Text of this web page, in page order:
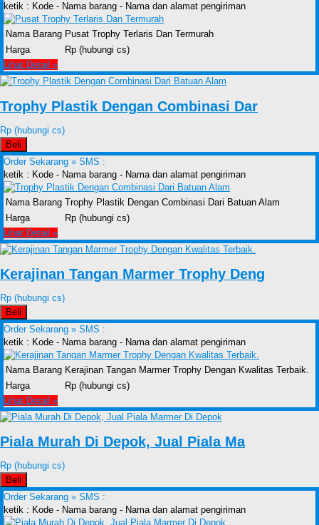
ketik : Kode - Nama barang - Nama dan alamat pengiriman
Nama Barang Pusat Trophy Terlaris Dan Termurah
Harga
Rp (hubungi cs)
Lihat Detail »
Trophy Plastik Dengan Combinasi Dar
Rp (hubungi cs)
Beli
Order Sekarang » SMS :
ketik : Kode - Nama barang - Nama dan alamat pengiriman
Nama Barang Trophy Plastik Dengan Combinasi Dari Batuan Alam
Harga
Rp (hubungi cs)
Lihat Detail »
Kerajinan Tangan Marmer Trophy Deng
Rp (hubungi cs)
Beli
Order Sekarang » SMS :
ketik : Kode - Nama barang - Nama dan alamat pengiriman
Nama Barang Kerajinan Tangan Marmer Trophy Dengan Kwalitas Terbaik.
Harga
Rp (hubungi cs)
Lihat Detail »
Piala Murah Di Depok, Jual Piala Ma
Rp (hubungi cs)
Beli
Order Sekarang » SMS :
ketik : Kode - Nama barang - Nama dan alamat pengiriman